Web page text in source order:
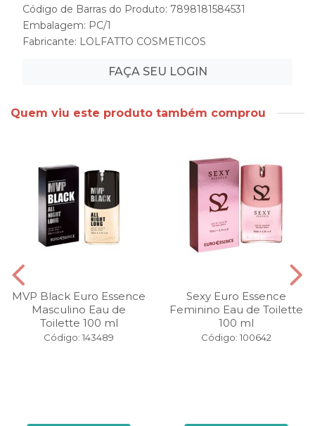
Código de Barras do Produto: 7898181584531
Embalagem: PC/1
Fabricante: LOLFATTO COSMETICOS
FAÇA SEU LOGIN
Quem viu este produto também comprou
MVP Black Euro Essence
Masculino Eau de
Toilette 100 ml
Código: 143489
Sexy Euro Essence
Feminino Eau de Toilette
100 ml
Código: 100642